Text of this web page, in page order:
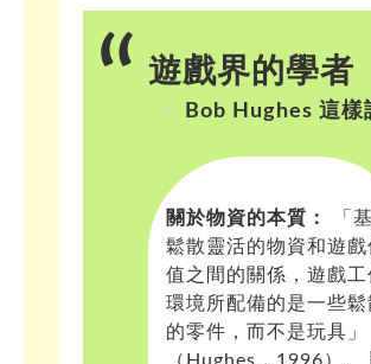
小電筒
氣球
吹氣梳化
毛冷
紙碎
大自然物資系列
禾草
耐用/常用家品系列
魔術貼
智樂資源配套
好書推介
遊戲界的學者
Bob Hughes 這樣
關於物資的本質：
「
鬆散靈活的物資和遊戲
值之間的關係，遊戲工
環境所配備的是一些鬆
的零件，而不是玩具」